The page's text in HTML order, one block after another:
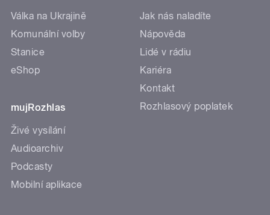
Válka na Ukrajině
Komunální volby
Stanice
eShop
mujRozhlas
Živé vysílání
Audioarchiv
Podcasty
Mobilní aplikace
Jak nás naladíte
Nápověda
Lidé v rádiu
Kariéra
Kontakt
Rozhlasový poplatek